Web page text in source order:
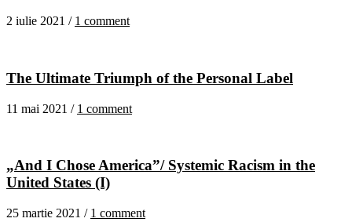
2 iulie 2021 / 1 comment
The Ultimate Triumph of the Personal Label
11 mai 2021 / 1 comment
„And I Chose America”/ Systemic Racism in the
United States (I)
25 martie 2021 / 1 comment